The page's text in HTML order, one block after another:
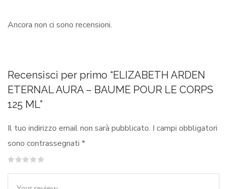
Ancora non ci sono recensioni.
Recensisci per primo “ELIZABETH ARDEN
ETERNAL AURA – BAUME POUR LE CORPS
125 ML”
Il tuo indirizzo email non sarà pubblicato. I campi obbligatori
sono contrassegnati *